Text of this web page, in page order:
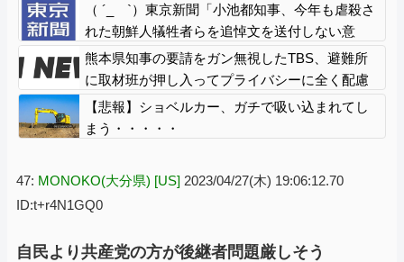
（ ´_ゝ`）東京新聞「小池都知事、今年も虐殺さ
れた朝鮮人犠牲者らを追悼文を送付しない意
向。10年連続」
熊本県知事の要請をガン無視したTBS、避難所
に取材班が押し入ってプライバシーに全く配慮
しない報道を……
【悲報】ショベルカー、ガチで吸い込まれてし
まう・・・・・
47: MONOKO(大分県) [US] 2023/04/27(木) 19:06:12.70
ID:t+r4N1GQ0
自民より共産党の方が後継者問題厳しそう